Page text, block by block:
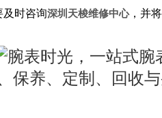
及时咨询深圳天梭维修中心，并